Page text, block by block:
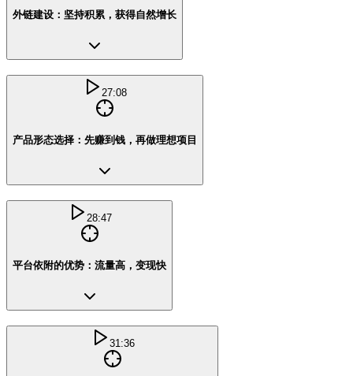
外链建设：坚持积累，获得自然增长
27:08
产品形态选择：先赚到钱，再做理想项目
28:47
平台依附的优势：流量高，变现快
31:36